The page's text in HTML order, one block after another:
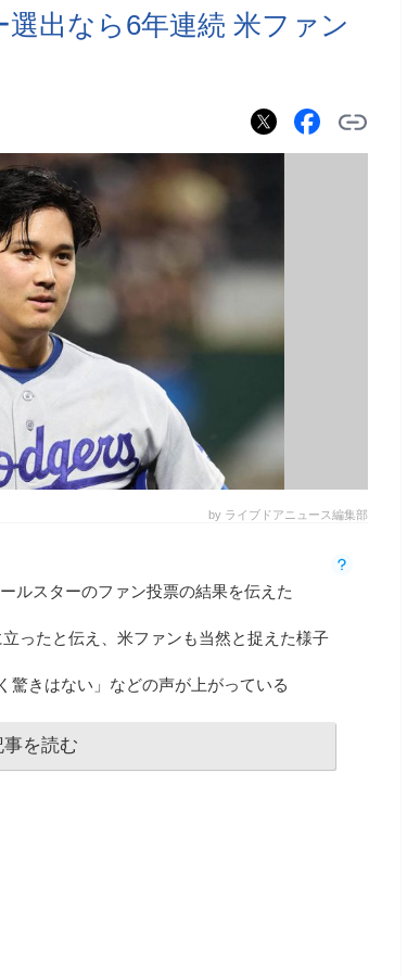
出なら6年連続 米ファン
by ライブドアニュース編集部
ルスターのファン投票の結果を伝えた
ったと伝え、米ファンも当然と捉えた様子
驚きはない」などの声が上がっている
事を読む